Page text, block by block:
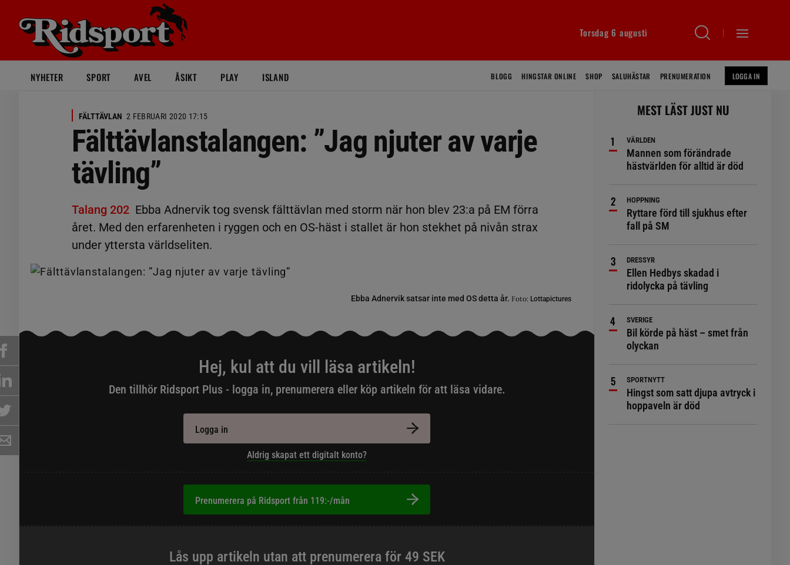
Torsdag 6 augusti
NYHETER SPORT AVEL ÅSIKT PLAY ISLAND BLOGG HINGSTAR ONLINE SHOP SALUHÄSTAR PRENUMERATION LOGGA IN
FÄLTTÄVLAN 2 FEBRUARI 2020 17:15
Fälttävlanstalangen: ”Jag njuter av varje
tävling”
Talang 202 Ebba Adnervik tog svensk fälttävlan med storm när hon blev 23:a på EM förra
året. Med den erfarenheten i ryggen och en OS-häst i stallet är hon stekhet på nivån strax
under yttersta världseliten.
Ebba Adnervik satsar inte med OS detta år. Foto: Lottapictures
Hej, kul att du vill läsa artikeln!
Den tillhör Ridsport Plus - logga in, prenumerera eller köp artikeln för att läsa vidare.
Logga in
Aldrig skapat ett digitalt konto?
Prenumerera på Ridsport från 119:-/mån
MEST LÄST JUST NU
VÄRLDEN
Mannen som förändrade
hästvärlden för alltid är död
HOPPNING
Ryttare förd till sjukhus efter
fall på SM
DRESSYR
Ellen Hedbys skadad i
ridolycka på tävling
SVERIGE
Bil körde på häst – smet från
olyckan
SPORTNYTT
Hingst som satt djupa avtryck i
hoppaveln är död